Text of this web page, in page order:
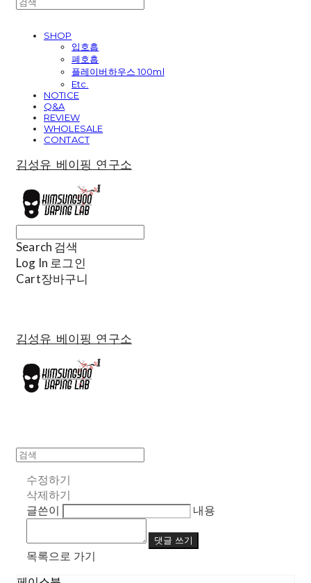
SHOP
입호흡
폐호흡
플레이버하우스 100ml
Etc.
NOTICE
Q&A
REVIEW
WHOLESALE
CONTACT
김성유 베이핑 연구소
Search 검색
Log In 로그인
Cart장바구니
김성유 베이핑 연구소
수정하기
삭제하기
글쓴이
내용
댓글 쓰기
목록으로 가기